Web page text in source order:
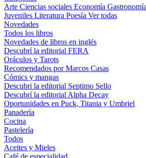
Arte Ciencias sociales Economía Gastronomía
Juveniles Literatura Poesía Ver todas
Novedades
Todos los libros
Novedades de libros en inglés
Descubrí la editorial FERA
Oráculos y Tarots
Recomendados por Marcos Casas
Cómics y mangas
Descubri la editorial Septimo Sello
Descubrí la editorial Alpha Decay
Oportunidades en Puck, Titania y Umbriel
Panadería
Cocina
Pastelería
Todos
Aceites y Mieles
Café de especialidad